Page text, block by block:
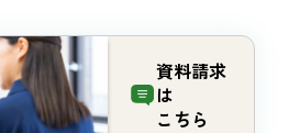
資料請求
は
こちら